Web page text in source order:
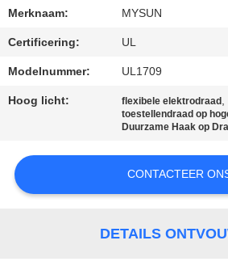
CITAAT
SITEMAP
PRIVACY
POLICY
Merknaam: MYSUN
Certificering: UL
Modelnummer: UL1709
Hoog licht: flexibele elektrodraad ,
toestellendraad op
Duurzame Haak op
CONTACTEER
DETAILS